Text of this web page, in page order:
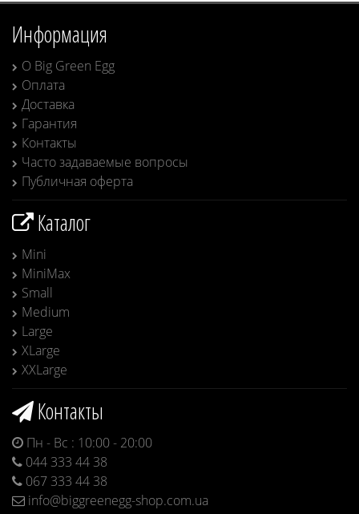
Информация
О Big Green Egg
Оплата
Доставка
Гарантия
Контакты
Часто задаваемые вопросы
Публичная оферта
Каталог
Mini
MiniMax
Small
Medium
Large
XLarge
XXLarge
Контакты
Пн - Вс : 10:00 - 20:00
044 333 44 38
067 333 44 38
info@biggreenegg-shop.com.ua